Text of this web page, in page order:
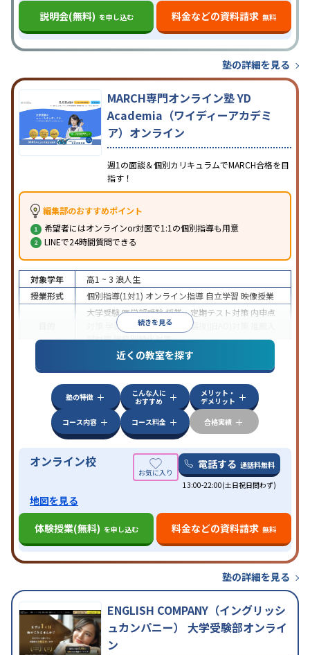
説明会(無料) を申し込む 料金などの資料請求 無料
塾の詳細を見る
MARCH専門オンライン塾 YD
Academia（ワイディーアカデミ
ア）オンライン
週1の面談＆個別カリキュラムでMARCH合格を目
指す！
編集部のおすすめポイント
希望者にはオンラインor対面で1:1の個別指導も用意
LINEで24時間質問できる
続きを見る
対象学年 高1 ~ 3 浪人生
授業形式
個別指導(1対1) オンライン指導 自立学習 映像授業
大学受験医学部受験授業・定期テスト対策 内申点
学習習慣の定着 総合型選抜(旧AO)対策
試対策学校別特化対策
特徴
中高一貫校生に対応授業の振替可能
学習にPC・タブレットを利用オンライン対応1
科目から受講可能
近くの教室を探す
塾の特徴
こんな人に
おすすめ
メリット・
デメリット
コース内容
コース料金 合格実績
オンライン校 電話する 通話料無料
13:00-22:00(土日祝日問わず)
地図を見る
体験授業(無料) を申し込む 料金などの資料請求 無料
塾の詳細を見る
ENGLISH COMPANY（イングリッシ
ュカンパニー） 大学受験部オンライ
ン